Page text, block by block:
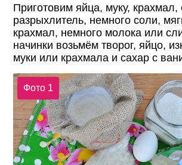
Приготовим яйца, муку, крахмал,
разрыхлитель, немного соли,
крахмал, немного молока или
начинки возьмём творог, яйцо,
муки или крахмала и сахар с
Фото 1